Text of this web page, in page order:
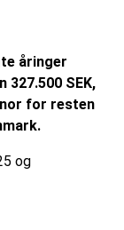
åringer
327.500 SEK,
for resten
og